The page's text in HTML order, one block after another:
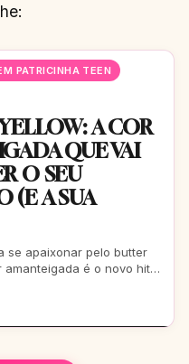
PATRICINHA TEEN
A COR
QUE VAI
O SEU
(E A SUA
se apaixonar pelo butter
amanteigada é o novo hit